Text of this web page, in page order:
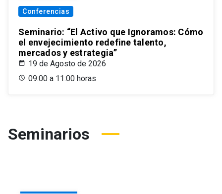
Conferencias
Seminario: “El Activo que Ignoramos: Cómo
el envejecimiento redefine talento,
mercados y estrategia”
19 de Agosto de 2026
09:00 a 11:00 horas
Seminarios